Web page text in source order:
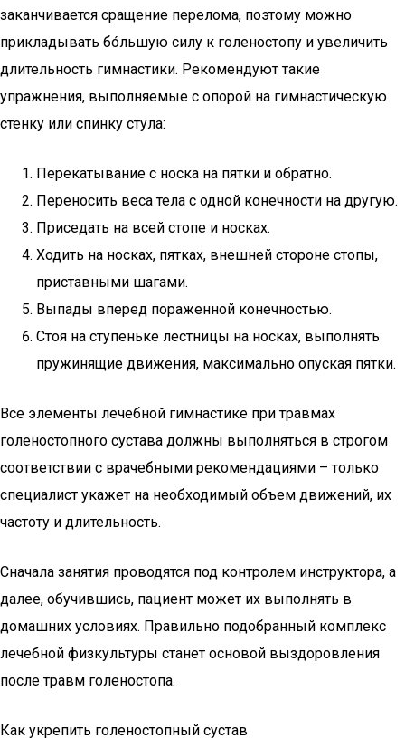
заканчивается сращение перелома, поэтому можно
прикладывать бо́льшую силу к голеностопу и увеличить
длительность гимнастики. Рекомендуют такие
упражнения, выполняемые с опорой на гимнастическую
стенку или спинку стула:
Перекатывание с носка на пятки и обратно.
Переносить веса тела с одной конечности на другую.
Приседать на всей стопе и носках.
Ходить на носках, пятках, внешней стороне стопы,
приставными шагами.
Выпады вперед пораженной конечностью.
Стоя на ступеньке лестницы на носках, выполнять
пружинящие движения, максимально опуская пятки.
Все элементы лечебной гимнастике при травмах
голеностопного сустава должны выполняться в строгом
соответствии с врачебными рекомендациями – только
специалист укажет на необходимый объем движений, их
частоту и длительность.
Сначала занятия проводятся под контролем инструктора, а
далее, обучившись, пациент может их выполнять в
домашних условиях. Правильно подобранный комплекс
лечебной физкультуры станет основой выздоровления
после травм голеностопа.
Как укрепить голеностопный сустав